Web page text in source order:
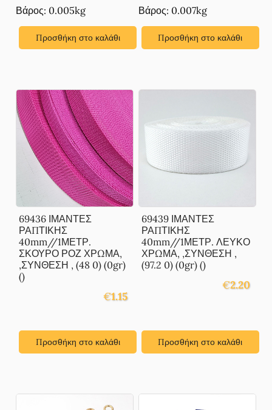
Βάρος: 0.005kg
Προσθήκη στο καλάθι
€0.85. είναι:
Βάρος: 0.007kg
Προσθήκη στο καλάθι
69436 ΙΜΑΝΤΕΣ
ΡΑΠΤΙΚΗΣ
40mm//1ΜΕΤΡ.
ΣΚΟΥΡΟ ΡΟΖ ΧΡΩΜΑ,
,ΣΥΝΘΕΣΗ , (48 0) (0gr)
()
€1.15
Προσθήκη στο καλάθι
69439 ΙΜΑΝΤΕΣ
ΡΑΠΤΙΚΗΣ
40mm//1ΜΕΤΡ. ΛΕΥΚΟ
ΧΡΩΜΑ, ,ΣΥΝΘΕΣΗ ,
(97.2 0) (0gr) ()
€2.20
Προσθήκη στο καλάθι